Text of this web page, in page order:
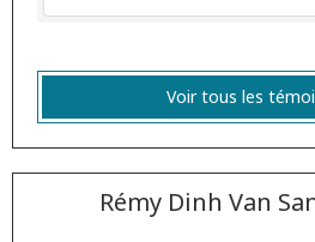
Voir tous les
Rémy Dinh Van